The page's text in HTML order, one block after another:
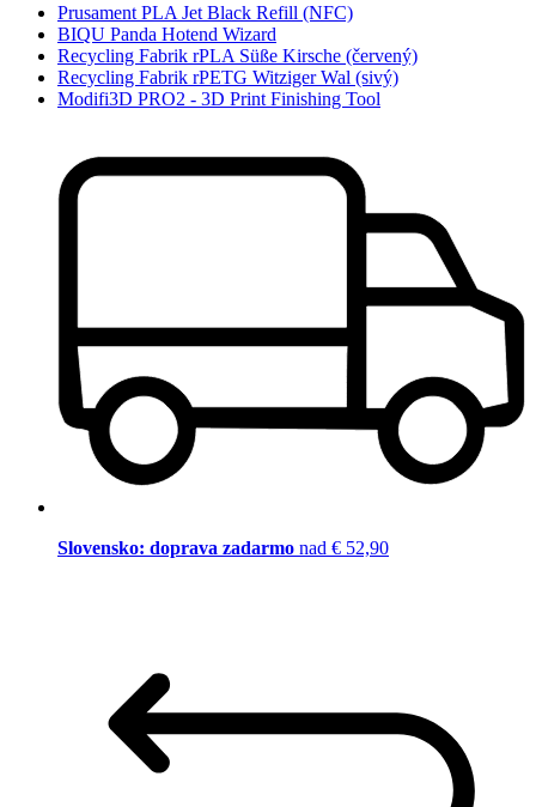
Prusament PLA Jet Black Refill (NFC)
BIQU Panda Hotend Wizard
Recycling Fabrik rPLA Süße Kirsche (červený)
Recycling Fabrik rPETG Witziger Wal (sivý)
Modifi3D PRO2 - 3D Print Finishing Tool
Slovensko: doprava zadarmo nad € 52,90